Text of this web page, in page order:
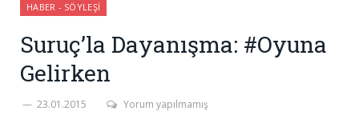
HABER - SÖYLEŞI
Suruç’la Dayanışma: #Oyuna
Gelirken
23.01.2015 Yorum yapılmamış